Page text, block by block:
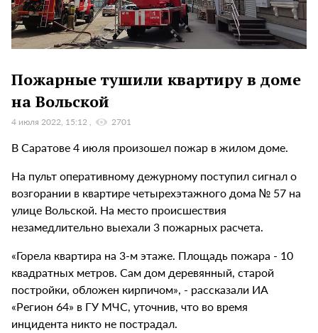
Пожарные тушили квартиру в доме
на Вольской
4 июля 2022, 15:12 2701
В Саратове 4 июля произошел пожар в жилом доме.
На пульт оперативному дежурному поступил сигнал о
возгорании в квартире четырехэтажного дома № 57 на
улице Вольской. На место происшествия
незамедлительно выехали 3 пожарных расчета.
«Горела квартира на 3-м этаже. Площадь пожара - 10
квадратных метров. Сам дом деревянный, старой
постройки, обложен кирпичом», - рассказали ИА
«Регион 64» в ГУ МЧС, уточнив, что во время
инцидента никто не пострадал.